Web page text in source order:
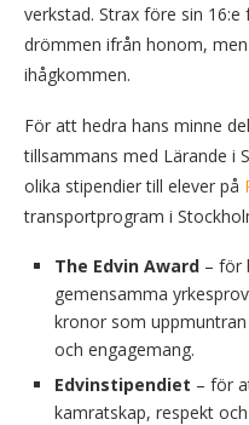
verkstad. Strax före sin
drömmen ifrån honom,
ihågkommen.
För att hedra hans minne
tillsammans med Lärande i
olika stipendier till elever på
transportprogram i
The Edvin Award – för
gemensamma
kronor som
och engagemang.
Edvinstipendiet – för
kamratskap, respekt